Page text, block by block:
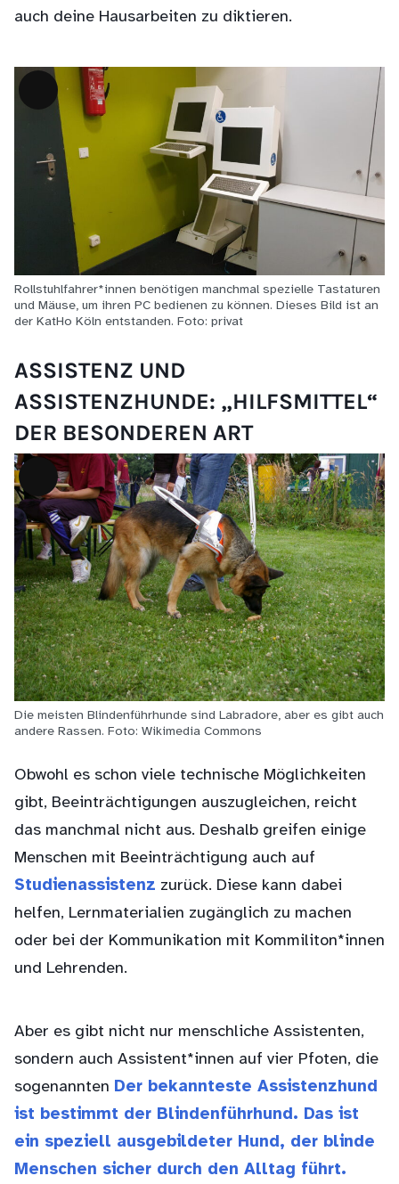
auch deine Hausarbeiten zu diktieren.
Lange
Beschreibung
Rollstuhlfahrer*innen benötigen manchmal spezielle Tastaturen
und Mäuse, um ihren PC bedienen zu können. Dieses Bild ist an
der KatHo Köln entstanden. Foto: privat
ASSISTENZ UND
ASSISTENZHUNDE: „HILFSMITTEL“
DER BESONDEREN ART
Lange
Beschreibung
Die meisten Blindenführhunde sind Labradore, aber es gibt auch
andere Rassen. Foto: Wikimedia Commons
Obwohl es schon viele technische Möglichkeiten
gibt, Beeinträchtigungen auszugleichen, reicht
das manchmal nicht aus. Deshalb greifen einige
Menschen mit Beeinträchtigung auch auf
Studienassistenz zurück. Diese kann dabei
helfen, Lernmaterialien zugänglich zu machen
oder bei der Kommunikation mit Kommiliton*innen
und Lehrenden.
Aber es gibt nicht nur menschliche Assistenten,
sondern auch Assistent*innen auf vier Pfoten, die
sogenannten Der bekannteste Assistenzhund
ist bestimmt der Blindenführhund. Das ist
ein speziell ausgebildeter Hund, der blinde
Menschen sicher durch den Alltag führt.